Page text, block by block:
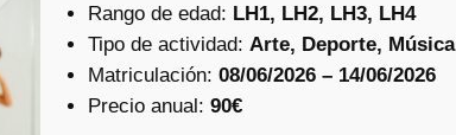
Rango de edad: LH1, LH2, LH3, LH4
Tipo de actividad: Arte, Deporte, Música
Matriculación: 08/06/2026 – 14/06/2026
Precio anual: 90€